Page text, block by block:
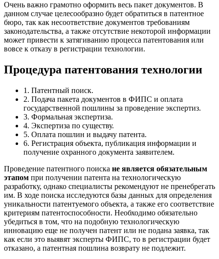
Очень важно грамотно оформить весь пакет документов. В
данном случае целесообразно будет обратиться в патентное
бюро, так как несоответствие документов требованиям
законодательства, а также отсутствие некоторой информации
может привести к затягиванию процесса патентования или
вовсе к отказу в регистрации технологии.
Процедура патентования технологии
1. Патентный поиск.
2. Подача пакета документов в ФИПС и оплата
государственной пошлины за проведение экспертиз.
3. Формальная экспертиза.
4. Экспертиза по существу.
5. Оплата пошлин и выдачу патента.
6. Регистрация объекта, публикация информации и
получение охранного документа заявителем.
Проведение патентного поиска не является обязательным
этапом при получении патента на технологическую
разработку, однако специалисты рекомендуют не пренебрегать
им. В ходе поиска исследуются базы данных для определения
уникальности патентуемого объекта, а также его соответствие
критериям патентоспособности. Необходимо обязательно
убедиться в том, что на подобную технологическую
инновацию еще не получен патент или не подана заявка, так
как если это выявят эксперты ФИПС, то в регистрации будет
отказано, а патентная пошлина возврату не подлежит.